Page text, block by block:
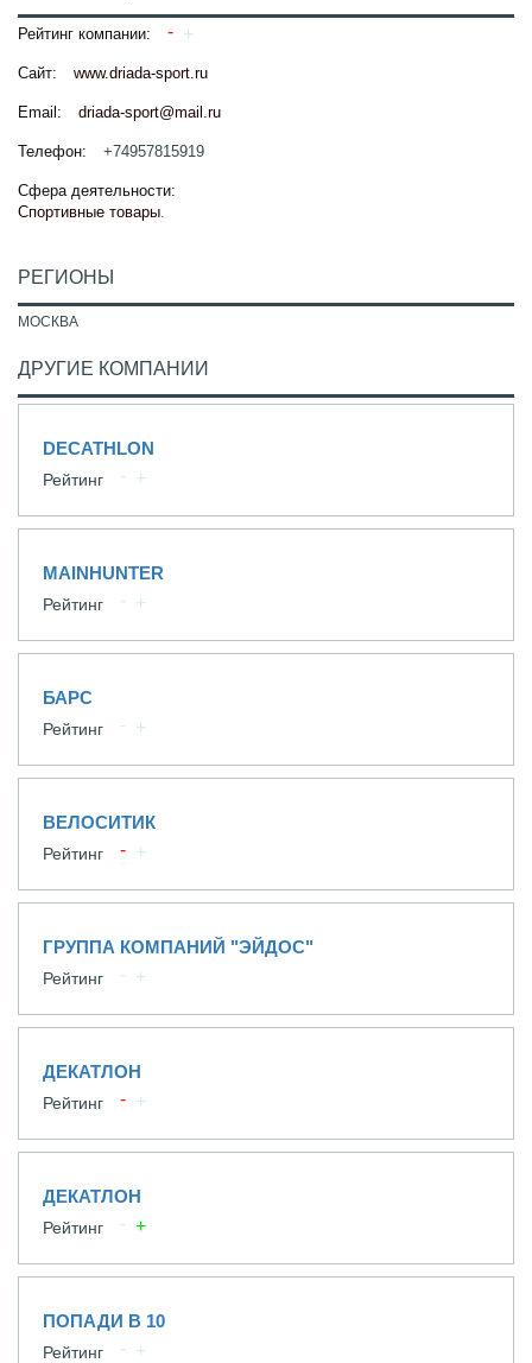
Рейтинг компании:
Сайт: www.driada-sport.ru
Email: driada-sport@mail.ru
Телефон: +74957815919
Сфера деятельности:
Спортивные товары.
РЕГИОНЫ
МОСКВА
ДРУГИЕ КОМПАНИИ
DECATHLON
Рейтинг
MAINHUNTER
Рейтинг
БАРС
Рейтинг
ВЕЛОСИТИК
Рейтинг
ГРУППА КОМПАНИЙ "ЭЙДОС"
Рейтинг
ДЕКАТЛОН
Рейтинг
ДЕКАТЛОН
Рейтинг
ПОПАДИ В 10
Рейтинг